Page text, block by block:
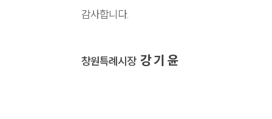
감사합니다.
창원특례시장 강 기 윤